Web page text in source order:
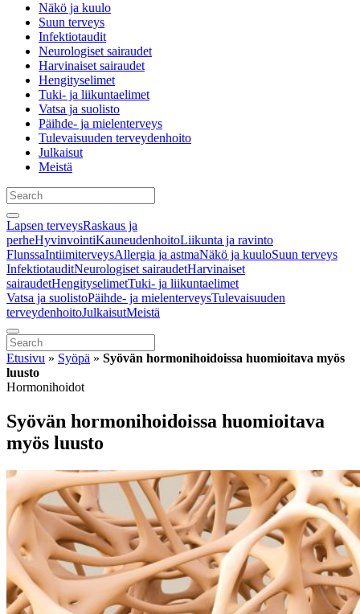
Näkö ja kuulo
Suun terveys
Infektiotaudit
Neurologiset sairaudet
Harvinaiset sairaudet
Hengityselimet
Tuki- ja liikuntaelimet
Vatsa ja suolisto
Päihde- ja mielenterveys
Tulevaisuuden terveydenhoito
Julkaisut
Meistä
Lapsen terveysRaskaus ja
perheHyvinvointiKauneudenhoitoLiikunta ja ravinto
FlunssaIntiimiterveysAllergia ja astmaNäkö ja kuuloSuun terveys
InfektiotauditNeurologiset sairaudetHarvinaiset
sairaudetHengityselimetTuki- ja liikuntaelimet
Vatsa ja suolistoPäihde- ja mielenterveysTulevaisuuden
terveydenhoitoJulkaisutMeistä
Etusivu » Syöpä » Syövän hormonihoidoissa huomioitava myös
luusto
Hormonihoidot
Syövän hormonihoidoissa huomioitava
myös luusto